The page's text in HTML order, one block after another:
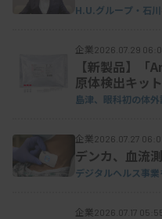
H.U.グループ・石
企業2026.07.29
【新製品】
原体検出キット
島津、眼科初の体
企業2026.07.27
デンカ、血流
デジタルヘルス事業
企業2026.07.17